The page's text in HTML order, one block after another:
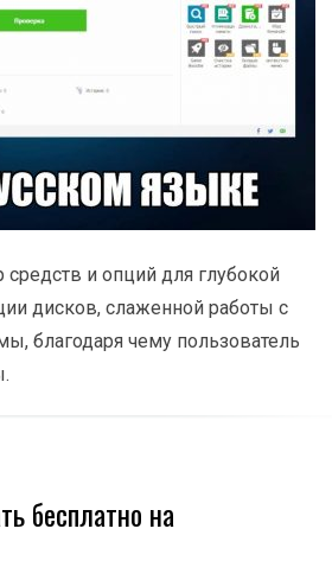
и опций для глубокой
дисков, слаженной работы с
благодаря чему пользователь
бесплатно на